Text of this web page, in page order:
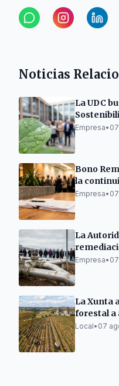
Noticias
La UDC
Mariña
Empresa•
Bono
la
Empresa•
La
gasolinera
Empresa•
La Xunta
forestal a
Local• 07